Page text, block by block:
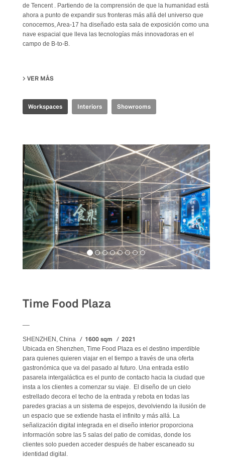
de Tencent . Partiendo de la comprensión de que la humanidad está
ahora a punto de expandir sus fronteras más allá del universo que
conocemos, Area-17 ha diseñado esta sala de exposición como una
nave espacial que lleva las tecnologías más innovadoras en el
campo de B-to-B.
VER MÁS
Workspaces Interiors Showrooms
Time Food Plaza
SHENZHEN, China 1600 sqm 2021
Ubicada en Shenzhen, Time Food Plaza es el destino imperdible
para quienes quieren viajar en el tiempo a través de una oferta
gastronómica que va del pasado al futuro. Una entrada estilo
pasarela intergaláctica es el punto de contacto hacia la ciudad que
insta a los clientes a comenzar su viaje. El diseño de un cielo
estrellado decora el techo de la entrada y rebota en todas las
paredes gracias a un sistema de espejos, devolviendo la ilusión de
un espacio que se extiende hasta el infinito y más allá. La
señalización digital integrada en el diseño interior proporciona
información sobre las 5 salas del patio de comidas, donde los
clientes solo pueden acceder después de haber escaneado su
identidad digital.